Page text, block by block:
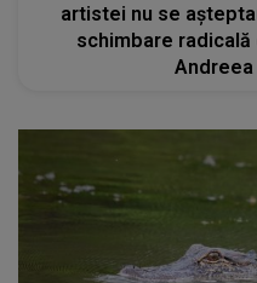
artistei nu se
schimbare
Andreea